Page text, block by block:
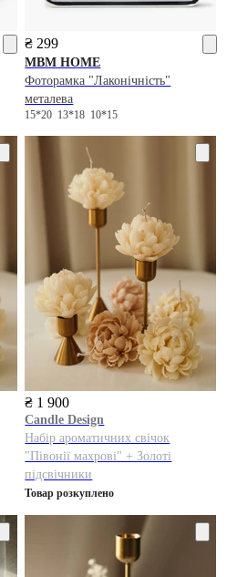
₴ 299
MBM HOME
Фоторамка "Лаконічність"
металева
15*20 13*18 10*15
₴ 1 900
Candle Design
Набір ароматичних свічок
"Півонії махрові" + Золоті
підсвічники
Товар розкуплено